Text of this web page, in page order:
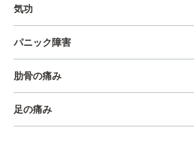
気功
パニック障害
肋骨の痛み
足の痛み